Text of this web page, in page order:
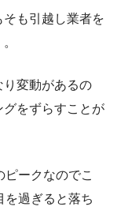
も引越し業者を
り変動があるの
をずらすことが
ークなのでこ
を過ぎると落ち